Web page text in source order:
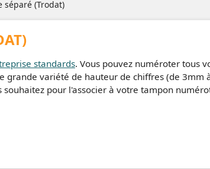
séparé (Trodat)
standards. Vous pouvez numéroter tous
grande variété de hauteur de chiffres (de 3mm
pour l'associer à votre tampon